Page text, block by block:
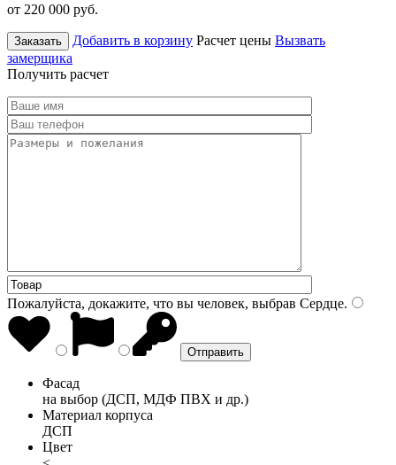
от 220 000 руб.
Заказать Добавить в корзину Расчет цены Вызвать
замерщика
Получить расчет
Пожалуйста, докажите, что вы человек, выбрав Сердце.
Фасад
на выбор (ДСП, МДФ ПВХ и др.)
Материал корпуса
ДСП
Цвет